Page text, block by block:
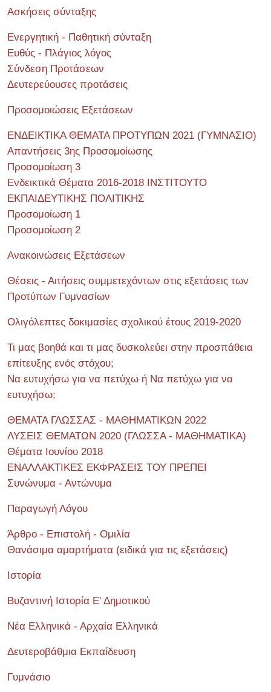
Ασκήσεις σύνταξης
Ενεργητική - Παθητική σύνταξη
Ευθύς - Πλάγιος λόγος
Σύνδεση Προτάσεων
Δευτερεύουσες προτάσεις
Προσομοιώσεις Εξετάσεων
ΕΝΔΕΙΚΤΙΚΑ ΘΕΜΑΤΑ ΠΡΟΤΥΠΩΝ 2021 (ΓΥΜΝΑΣΙΟ)
Απαντήσεις 3ης Προσομοίωσης
Προσομοίωση 3
Ενδεικτικά Θέματα 2016-2018 ΙΝΣΤΙΤΟΥΤΟ
ΕΚΠΑΙΔΕΥΤΙΚΗΣ ΠΟΛΙΤΙΚΗΣ
Προσομοίωση 1
Προσομοίωση 2
Ανακοινώσεις Εξετάσεων
Θέσεις - Αιτήσεις συμμετεχόντων στις εξετάσεις των
Προτύπων Γυμνασίων
Ολιγόλεπτες δοκιμασίες σχολικού έτους 2019-2020
Τι μας βοηθά και τι μας δυσκολεύει στην προσπάθεια
επίτευξης ενός στόχου;
Να ευτυχήσω για να πετύχω ή Να πετύχω για να
ευτυχήσω;
ΘΕΜΑΤΑ ΓΛΩΣΣΑΣ - ΜΑΘΗΜΑΤΙΚΩΝ 2022
ΛΥΣΕΙΣ ΘΕΜΑΤΩΝ 2020 (ΓΛΩΣΣΑ - ΜΑΘΗΜΑΤΙΚΑ)
Θέματα Ιουνίου 2018
ΕΝΑΛΛΑΚΤΙΚΕΣ ΕΚΦΡΑΣΕΙΣ ΤΟΥ ΠΡΕΠΕΙ
Συνώνυμα - Αντώνυμα
Παραγωγή Λόγου
Άρθρο - Επιστολή - Ομιλία
Θανάσιμα αμαρτήματα (ειδικά για τις εξετάσεις)
Ιστορία
Βυζαντινή Ιστορία Ε' Δημοτικού
Νέα Ελληνικά - Αρχαία Ελληνικά
Δευτεροβάθμια Εκπαίδευση
Γυμνάσιο